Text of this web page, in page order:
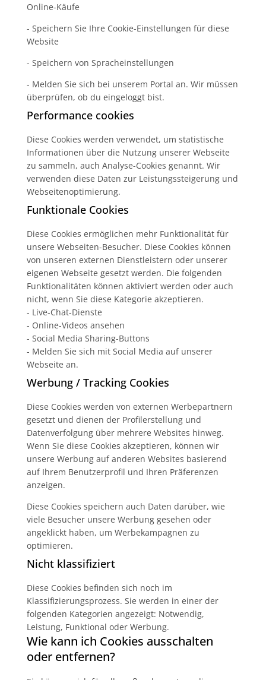
Online-Käufe
- Speichern Sie Ihre Cookie-Einstellungen für diese
Website
- Speichern von Spracheinstellungen
- Melden Sie sich bei unserem Portal an. Wir müssen
überprüfen, ob du eingeloggt bist.
Performance cookies
Diese Cookies werden verwendet, um statistische
Informationen über die Nutzung unserer Webseite
zu sammeln, auch Analyse-Cookies genannt. Wir
verwenden diese Daten zur Leistungssteigerung und
Webseitenoptimierung.
Funktionale Cookies
Diese Cookies ermöglichen mehr Funktionalität für
unsere Webseiten-Besucher. Diese Cookies können
von unseren externen Dienstleistern oder unserer
eigenen Webseite gesetzt werden. Die folgenden
Funktionalitäten können aktiviert werden oder auch
nicht, wenn Sie diese Kategorie akzeptieren.
- Live-Chat-Dienste
- Online-Videos ansehen
- Social Media Sharing-Buttons
- Melden Sie sich mit Social Media auf unserer
Webseite an.
Werbung / Tracking Cookies
Diese Cookies werden von externen Werbepartnern
gesetzt und dienen der Profilerstellung und
Datenverfolgung über mehrere Websites hinweg.
Wenn Sie diese Cookies akzeptieren, können wir
unsere Werbung auf anderen Websites basierend
auf Ihrem Benutzerprofil und Ihren Präferenzen
anzeigen.
Diese Cookies speichern auch Daten darüber, wie
viele Besucher unsere Werbung gesehen oder
angeklickt haben, um Werbekampagnen zu
optimieren.
Nicht klassifiziert
Diese Cookies befinden sich noch im
Klassifizierungsprozess. Sie werden in einer der
folgenden Kategorien angezeigt: Notwendig,
Leistung, Funktional oder Werbung.
Wie kann ich Cookies ausschalten
oder entfernen?